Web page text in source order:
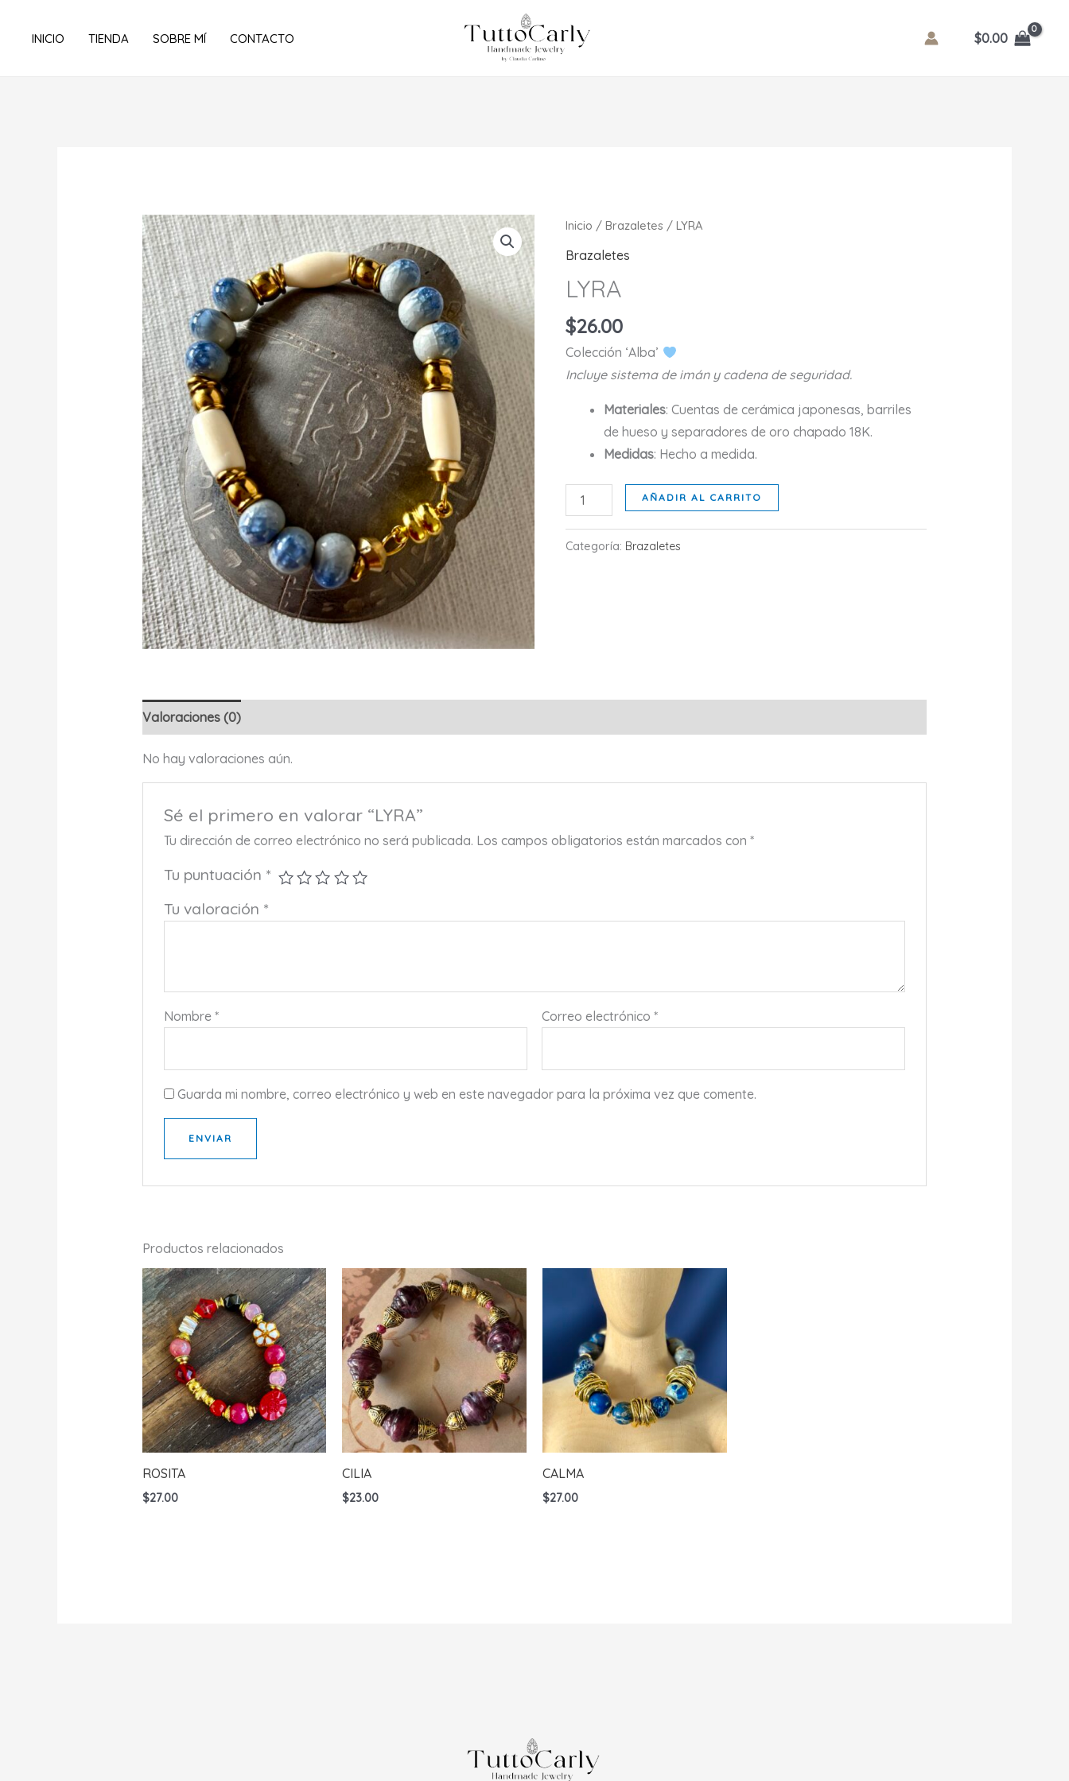
INICIO TIENDA SOBRE MÍ CONTACTO $0.00
Inicio /Brazaletes / LYRA
Brazaletes
LYRA
$26.00
Colección ‘Alba’
Incluye sistema de imán y cadena de seguridad.
Materiales: Cuentas de cerámica japonesas, barriles
de hueso y separadores de oro chapado 18K.
Medidas: Hecho a medida.
LYRA
cantidad
AÑADIR AL CARRITO
Categoría: Brazaletes
Valoraciones (0)
No hay valoraciones aún.
Sé el primero en valorar “LYRA”
Tu dirección de correo electrónico no será publicada. Los campos obligatorios están marcados con*
Tu puntuación *
Tu valoración *
Nombre* Correo electrónico*
Guarda mi nombre, correo electrónico y web en este navegador para la próxima vez que comente.
Productos relacionados
ROSITA
$27.00
CILIA
$23.00
CALMA
$27.00